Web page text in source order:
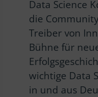
Data Science
die
Treiber von
Bühne für
wichtige Data
in und aus